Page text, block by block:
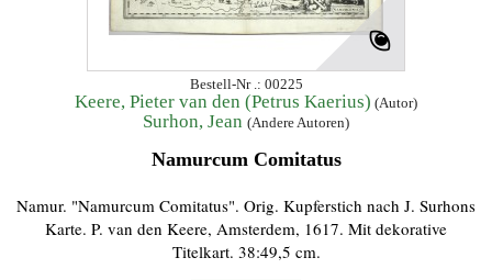
Bestell-Nr .: 00225
Keere, Pieter van den (Petrus Kaerius) (Autor)
Surhon, Jean (Andere Autoren)
Namurcum Comitatus
Namur. "Namurcum Comitatus". Orig. Kupferstich nach J. Surhons
Karte. P. van den Keere, Amsterdem, 1617. Mit dekorative
Titelkart. 38:49,5 cm.